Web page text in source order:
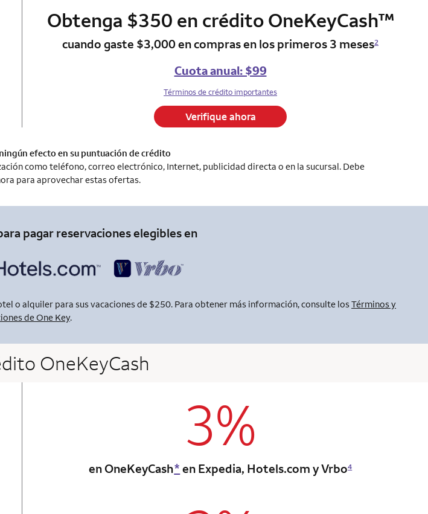
column 2 Onkey+ card
Obtenga $350 en crédito OneKeyCash™
cuando gaste $3,000 en compras en los primeros 3 meses2
Cuota anual: $99
Términos de crédito importantes
Verifique ahora
efecto en su puntuación de crédito
como teléfono, correo electrónico, Internet, publicidad directa o en la sucursal. Debe
para aprovechar estas ofertas.
pagar reservaciones elegibles en
o alquiler para sus vacaciones de $250. Para obtener más información, consulte losTérminos y
de One Key.
OneKeyCash
column 2 Onkey+ card
3%
en OneKeyCash* en Expedia, Hotels.com y Vrbo4